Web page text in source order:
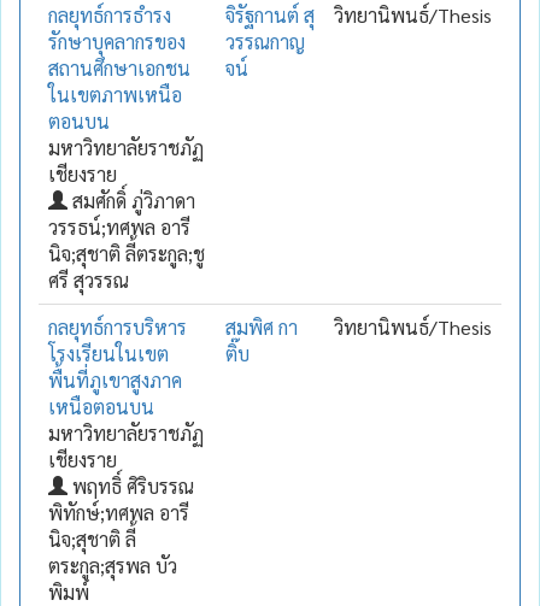
กลยุทธ์การธำรง
รักษาบุคลากรของ
สถานศึกษาเอกชน
ในเขตภาพเหนือ
ตอนบน
มหาวิทยาลัยราชภัฏ
เชียงราย
สมศักดิ์ ภู่วิภาดา
วรรธน์;ทศพล อารี
นิจ;สุชาติ ลี้ตระกูล;ชู
ศรี สุวรรณ
จิรัฐกานต์ สุ
วรรณกาญ
จน์
วิทยานิพนธ์/Thesis
กลยุทธ์การบริหาร
โรงเรียนในเขต
พื้นที่ภูเขาสูงภาค
เหนือตอนบน
มหาวิทยาลัยราชภัฏ
เชียงราย
พฤทธิ์ ศิริบรรณ
พิทักษ์;ทศพล อารี
นิจ;สุชาติ ลี้
ตระกูล;สุรพล บัว
พิมพ์
สมพิศ กา
ติ๊บ
วิทยานิพนธ์/Thesis